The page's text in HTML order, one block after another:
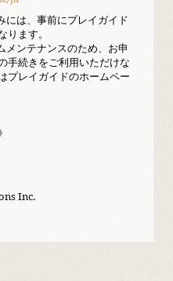
は、事前にプレイガイド
ます。
ンテナンスのため、お申
手続きをご利用いただけな
プレイガイドのホームペー
Inc.